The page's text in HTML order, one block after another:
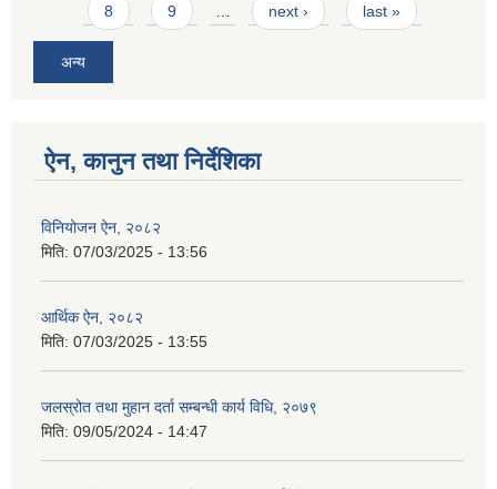
8 9 next › last »
अन्य
ऐन, कानुन तथा निर्देशिका
विनियोजन ऐन, २०८२
मिति: 07/03/2025 - 13:56
आर्थिक ऐन, २०८२
मिति: 07/03/2025 - 13:55
जलस्रोत तथा मुहान दर्ता सम्बन्धी कार्य विधि, २०७९
मिति: 09/05/2024 - 14:47